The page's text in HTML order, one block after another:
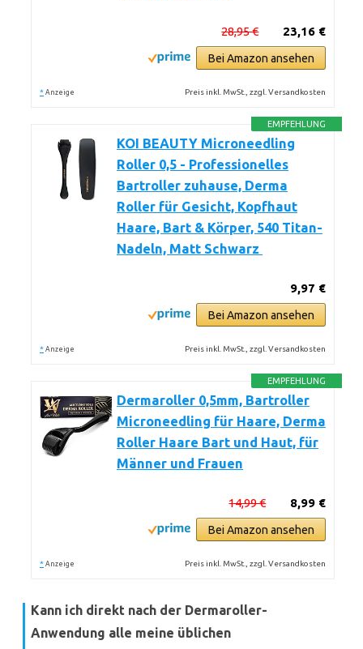
23,16 €
28,95 €
Bei Amazon ansehen
* Anzeige Preis inkl. MwSt., zzgl. Versandkosten
EMPFEHLUNG
KOI BEAUTY Microneedling
Roller 0,5 - Professionelles
Bartroller zuhause, Derma
Roller für Gesicht, Kopfhaut
Haare, Bart & Körper, 540 Titan-
Nadeln, Matt Schwarz
9,97 €
Bei Amazon ansehen
* Anzeige Preis inkl. MwSt., zzgl. Versandkosten
EMPFEHLUNG
Dermaroller 0,5mm, Bartroller
Microneedling für Haare, Derma
Roller Haare Bart und Haut, für
Männer und Frauen
8,99 €
14,99 €
Bei Amazon ansehen
* Anzeige Preis inkl. MwSt., zzgl. Versandkosten
Kann ich direkt nach der Dermaroller-
Anwendung alle meine üblichen